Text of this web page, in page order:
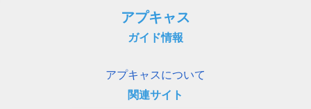
アプキャス
ガイド情報
アプキャスについて
関連サイト